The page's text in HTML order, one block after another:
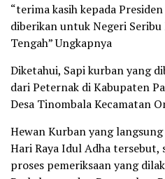
“terima kasih kepada
diberikan untuk Negeri
Tengah” Ungkapnya
Diketahui, Sapi kurban yang
dari Peternak di Kabupaten
Desa Tinombala Kecamatan
Hewan Kurban yang
Hari Raya Idul Adha tersebut,
proses pemeriksaan yang